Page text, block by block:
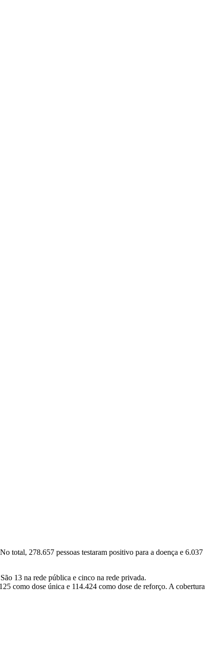
total, 278.657 pessoas testaram positivo para a doença e 6.037
13 na rede pública e cinco na rede privada.
como dose única e 114.424 como dose de reforço. A cobertura